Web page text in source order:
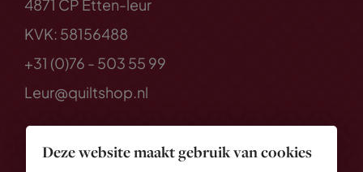
Deze website maakt gebruik van cookies
4871 CP Etten-leur
KVK: 58156488
+31 (0)76 - 503 55 99
Leur@quiltshop.nl